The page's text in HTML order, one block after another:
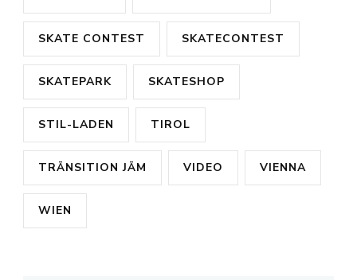
SKATE CONTEST SKATECONTEST
SKATEPARK SKATESHOP
STIL-LADEN TIROL
TRÄNSITION JÄM VIDEO VIENNA
WIEN